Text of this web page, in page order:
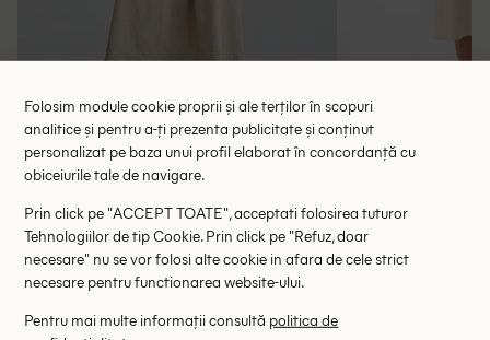
Rochie medie Ontre, bej
100.90 lei
M
Folosim module cookie proprii și ale terților în scopuri
analitice și pentru a-ți prezenta publicitate și conținut
personalizat pe baza unui profil elaborat în concordanță cu
obiceiurile tale de navigare.
Prin click pe "ACCEPT TOATE", acceptati folosirea tuturor
Tehnologiilor de tip Cookie. Prin click pe "Refuz, doar
necesare" nu se vor folosi alte cookie in afara de cele strict
necesare pentru functionarea website-ului.
Pentru mai multe informații consultă politica de